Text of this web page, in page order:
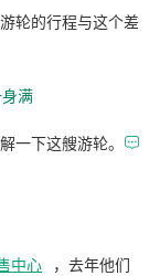
轮的行程与这个差
满
一下这艘游轮。 
中心
，去年他们